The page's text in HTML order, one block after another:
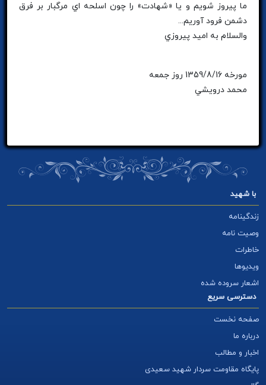
ما پيروز شويم و يا «شهادت» را چون اسلحه اي مرگبار بر فرق
دشمن فرود آوريم...
والسلام به اميد پيروزي
مورخه 1359/8/16 روز جمعه
محمد درويشي
با شهید
زندگینامه
وصیت نامه
خاطرات
ویدیوها
اشعار سروده شده
دسترسی سریع
صفحه نخست
درباره ما
اخبار و مطالب
پایگاه مقاومت سردار شهید سعیدی